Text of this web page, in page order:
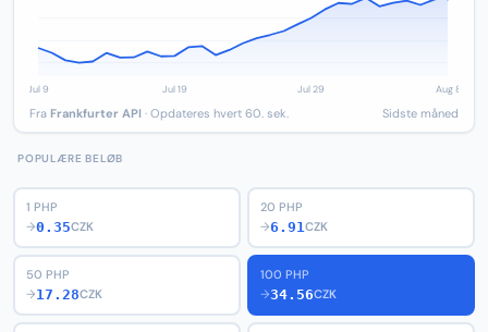
Fra Frankfurter API · Opdateres hvert 60. sek. Sidste måned
POPULÆRE BELØB
1 PHP
→0.35CZK
20 PHP
→6.91CZK
50 PHP
→17.28CZK
100 PHP
→34.56CZK